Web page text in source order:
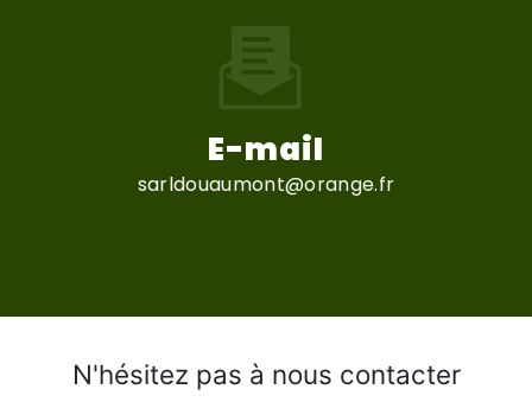
E-mail
sarldouaumont@orange.fr
N'hésitez pas à nous contacter